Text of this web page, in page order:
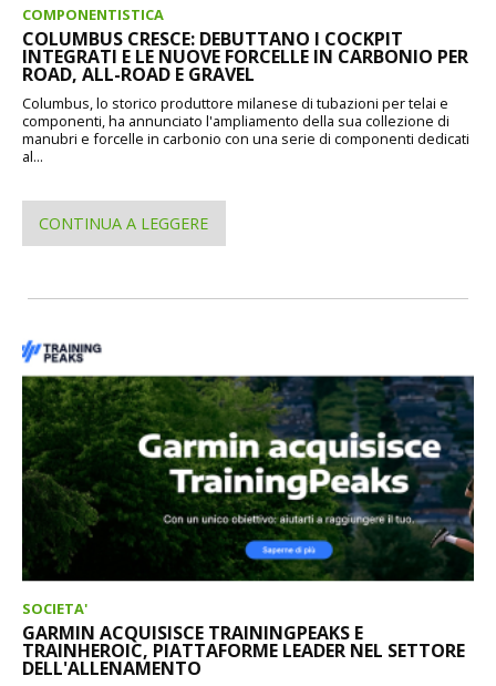
COMPONENTISTICA
COLUMBUS CRESCE: DEBUTTANO I COCKPIT
INTEGRATI E LE NUOVE FORCELLE IN CARBONIO PER
ROAD, ALL-ROAD E GRAVEL
Columbus, lo storico produttore milanese di tubazioni per telai e
componenti, ha annunciato l'ampliamento della sua collezione di
manubri e forcelle in carbonio con una serie di componenti dedicati
al...
CONTINUA A LEGGERE
SOCIETA'
GARMIN ACQUISISCE TRAININGPEAKS E
TRAINHEROIC, PIATTAFORME LEADER NEL SETTORE
DELL'ALLENAMENTO